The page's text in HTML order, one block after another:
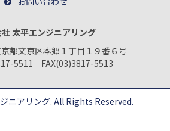
太平エンジニアリング
都文京区本郷１丁目１９番６号
5511 FAX(03)3817-5513
ニアリング. All Rights Reserved.